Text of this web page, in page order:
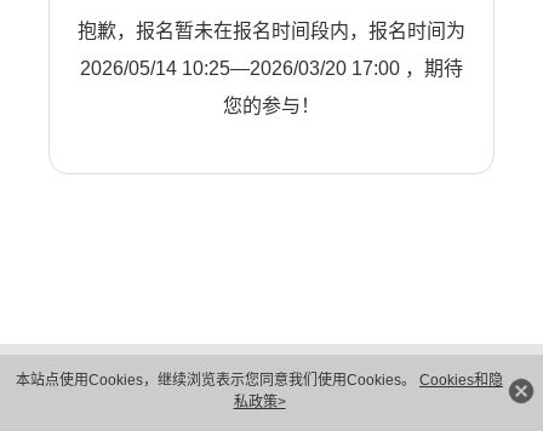
本站点使用Cookies，继续浏览表示您同意我们使用Cookies。 Cookies和隐
私政策>
抱歉，报名暂未在报名时间段内，报名时间为
2026/05/14 10:25—2026/03/20 17:00 ，期待
您的参与！
隐私保护
法律声明